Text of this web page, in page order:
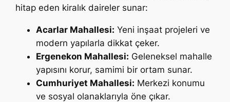
hitap eden kiralık daireler sunar:
Acarlar Mahallesi: Yeni inşaat projeleri ve
modern yapılarla dikkat çeker.
Ergenekon Mahallesi: Geleneksel mahalle
yapısını korur, samimi bir ortam sunar.
Cumhuriyet Mahallesi: Merkezi konumu
ve sosyal olanaklarıyla öne çıkar.